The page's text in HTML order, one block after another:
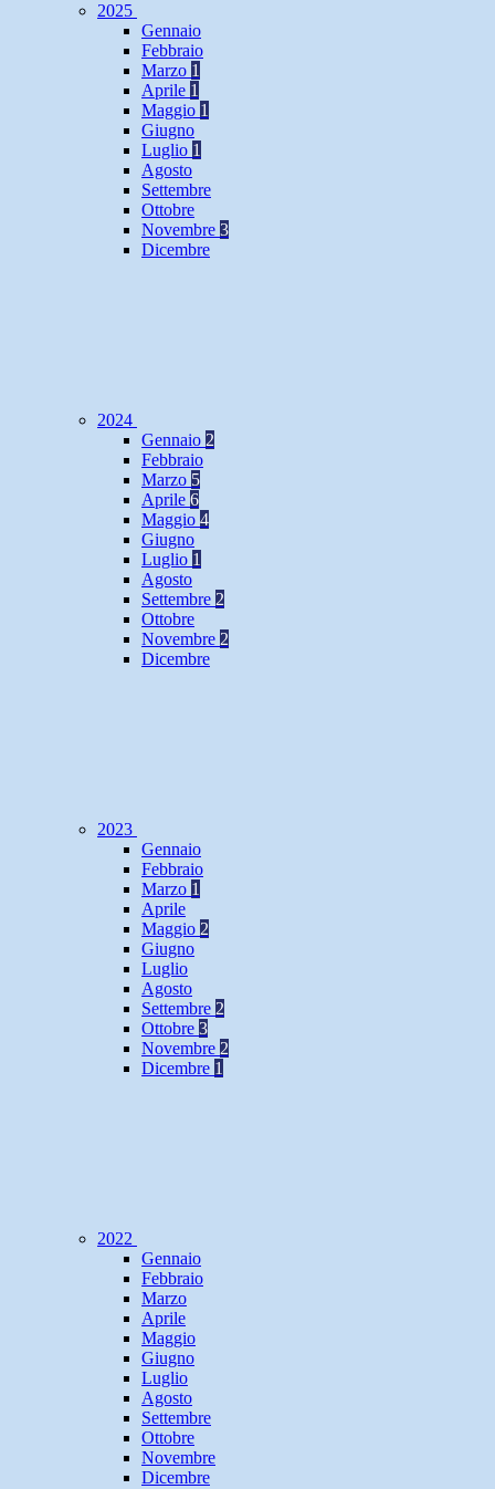
2025
Gennaio
Febbraio
Marzo 1
Aprile 1
Maggio 1
Giugno
Luglio 1
Agosto
Settembre
Ottobre
Novembre 3
Dicembre
2024
Gennaio 2
Febbraio
Marzo 5
Aprile 6
Maggio 4
Giugno
Luglio 1
Agosto
Settembre 2
Ottobre
Novembre 2
Dicembre
2023
Gennaio
Febbraio
Marzo 1
Aprile
Maggio 2
Giugno
Luglio
Agosto
Settembre 2
Ottobre 3
Novembre 2
Dicembre 1
2022
Gennaio
Febbraio
Marzo
Aprile
Maggio
Giugno
Luglio
Agosto
Settembre
Ottobre
Novembre
Dicembre